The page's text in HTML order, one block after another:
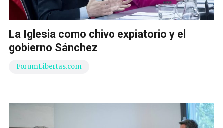
La Iglesia como chivo expiatorio y el
gobierno Sánchez
ForumLibertas.com